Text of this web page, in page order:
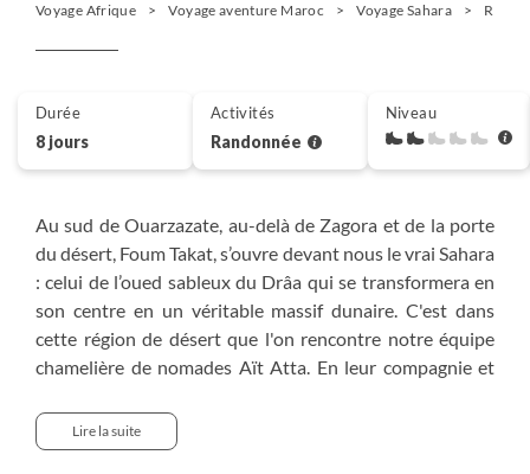
Voyage Afrique Voyage aventure Maroc Voyage Sahara
Au sud de Ouarzazate, au-delà de Zagora et de la porte
du désert, Foum Takat, s’ouvre devant nous le vrai Sahara
: celui de l’oued sableux du Drâa qui se transformera en
son centre en un véritable massif dunaire. C'est dans
cette région de désert que l'on rencontre notre équipe
chamelière de nomades Aït Atta. En leur compagnie et
de cette terre saharienne. Une randonnée au cœur du
désert, et l'apprentissage de la "vie" simple entre oasiens
Lire la suite
Durée
8 jours
Activités
Randonnée
Niveau